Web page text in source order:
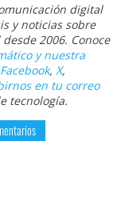
digital
y noticias sobre
2006. Conoce
y nuestra
Facebook, X,
en tu correo
tecnología.